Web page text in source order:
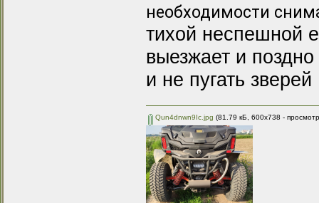
необходимости
тихой неспешной
выезжает и
и не пугать зверей
Qun4dnwn9Ic.jpg (81.79 кБ, 600x738 -